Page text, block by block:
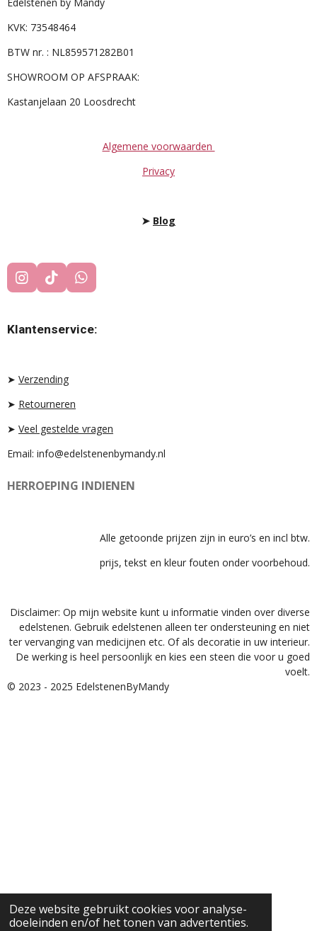
Deze website gebruikt cookies voor analyse-
doeleinden en/of het tonen van advertenties.
KVK: 73548464
BTW nr. : NL859571282B01
SHOWROOM OP AFSPRAAK:
Kastanjelaan 20 Loosdrecht
Algemene voorwaarden
Privacy
➤ Blog
I
N
T
A
A
T
I
T
O
W
H
T
S
Klantenservice:
➤ Verzending
➤ Retourneren
➤ Veel gestelde vragen
Email: info@edelstenenbymandy.nl
HERROEPING INDIENEN
Alle getoonde prijzen zijn in euro’s en incl btw.
prijs, tekst en kleur fouten onder voorbehoud.
Disclaimer: Op mijn website kunt u informatie vinden over diverse
edelstenen. Gebruik edelstenen alleen ter ondersteuning en niet
ter vervanging van medicijnen etc. Of als decoratie in uw interieur.
De werking is heel persoonlijk en kies een steen die voor u goed
voelt.
© 2023 - 2025 EdelstenenByMandy